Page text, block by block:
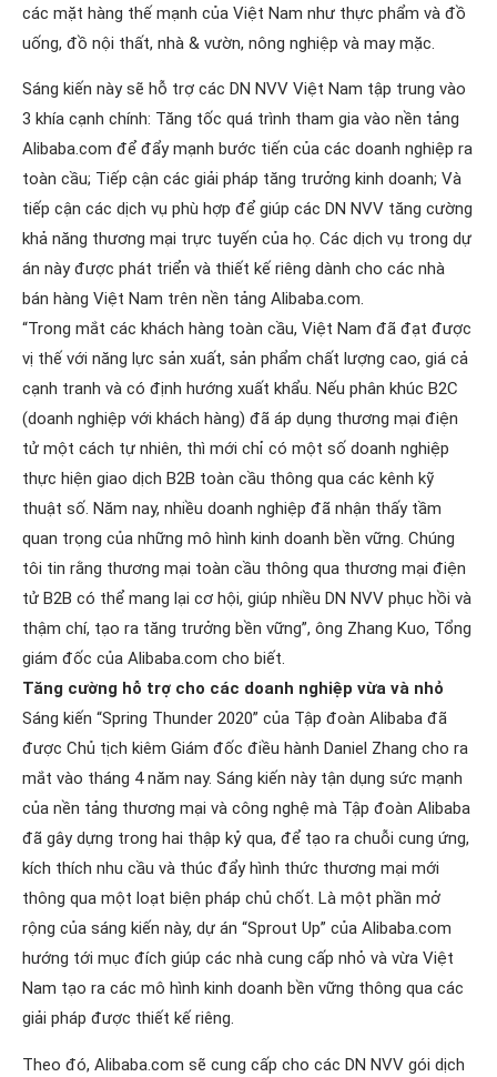
các mặt hàng thế mạnh của Việt Nam như thực phẩm và đồ
uống, đồ nội thất, nhà & vườn, nông nghiệp và may mặc.
Sáng kiến này sẽ hỗ trợ các DN NVV Việt Nam tập trung vào
3 khía cạnh chính: Tăng tốc quá trình tham gia vào nền tảng
Alibaba.com để đẩy mạnh bước tiến của các doanh nghiệp ra
toàn cầu; Tiếp cận các giải pháp tăng trưởng kinh doanh; Và
tiếp cận các dịch vụ phù hợp để giúp các DN NVV tăng cường
khả năng thương mại trực tuyến của họ. Các dịch vụ trong dự
án này được phát triển và thiết kế riêng dành cho các nhà
bán hàng Việt Nam trên nền tảng Alibaba.com.
“Trong mắt các khách hàng toàn cầu, Việt Nam đã đạt được
vị thế với năng lực sản xuất, sản phẩm chất lượng cao, giá cả
cạnh tranh và có định hướng xuất khẩu. Nếu phân khúc B2C
(doanh nghiệp với khách hàng) đã áp dụng thương mại điện
tử một cách tự nhiên, thì mới chỉ có một số doanh nghiệp
thực hiện giao dịch B2B toàn cầu thông qua các kênh kỹ
thuật số. Năm nay, nhiều doanh nghiệp đã nhận thấy tầm
quan trọng của những mô hình kinh doanh bền vững. Chúng
tôi tin rằng thương mại toàn cầu thông qua thương mại điện
tử B2B có thể mang lại cơ hội, giúp nhiều DN NVV phục hồi và
thậm chí, tạo ra tăng trưởng bền vững”, ông Zhang Kuo, Tổng
giám đốc của Alibaba.com cho biết.
Tăng cường hỗ trợ cho các doanh nghiệp vừa và nhỏ
Sáng kiến “Spring Thunder 2020” của Tập đoàn Alibaba đã
được Chủ tịch kiêm Giám đốc điều hành Daniel Zhang cho ra
mắt vào tháng 4 năm nay. Sáng kiến này tận dụng sức mạnh
của nền tảng thương mại và công nghệ mà Tập đoàn Alibaba
đã gây dựng trong hai thập kỷ qua, để tạo ra chuỗi cung ứng,
kích thích nhu cầu và thúc đẩy hình thức thương mại mới
thông qua một loạt biện pháp chủ chốt. Là một phần mở
rộng của sáng kiến này, dự án “Sprout Up” của Alibaba.com
hướng tới mục đích giúp các nhà cung cấp nhỏ và vừa Việt
Nam tạo ra các mô hình kinh doanh bền vững thông qua các
giải pháp được thiết kế riêng.
Theo đó, Alibaba.com sẽ cung cấp cho các DN NVV gói dịch